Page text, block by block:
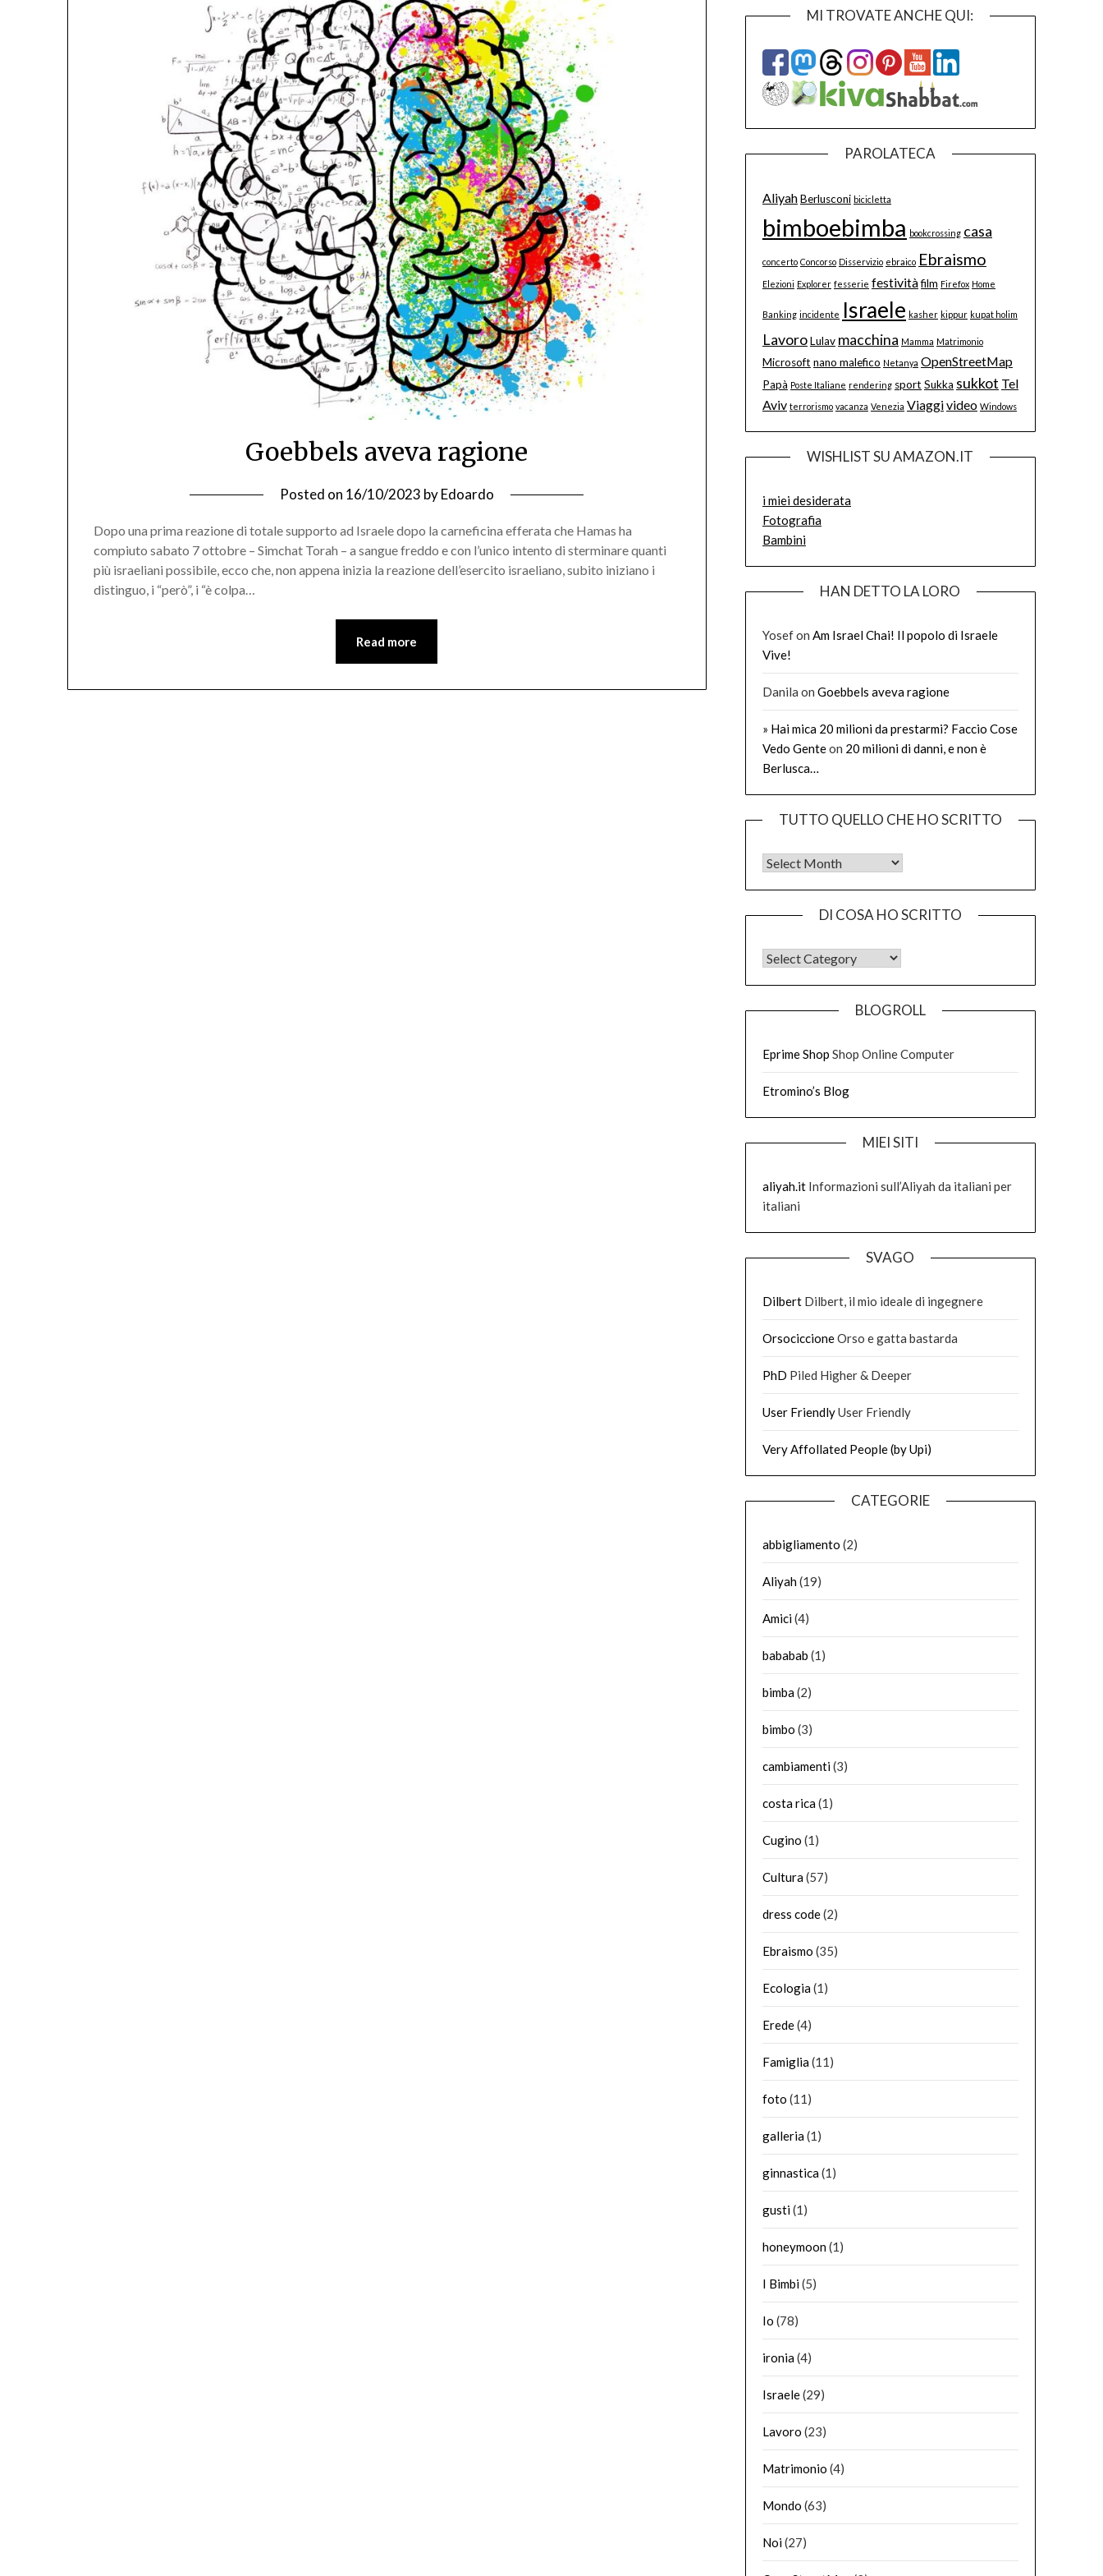
Goebbels aveva ragione
Posted on 16/10/2023 byEdoardo
Dopo una prima reazione di totale supporto ad Israele dopo la carneficina efferata che Hamas ha
compiuto sabato 7 ottobre – Simchat Torah – a sangue freddo e con l’unico intento di sterminare quanti
più israeliani possibile, ecco che, non appena inizia la reazione dell’esercito israeliano, subito iniziano i
distinguo, i “però”, i “è colpa…
Read more
MI TROVATE ANCHE QUI:
PAROLATECA
AliyahBerlusconi bicicletta
bimboebimba bookcrossing casa
concerto Concorso Disservizio ebraico Ebraismo
Elezioni Explorer fesserie festivitàfilm Firefox Home
Banking incidente Israele kasher kippur kupat holim
LavoroLulav macchina Mamma Matrimonio
Microsoft nano malefico Netanya OpenStreetMap
Papà Poste Italiane rendering sport Sukka sukkot Tel
Aviv terrorismo vacanza Venezia Viaggivideo Windows
WISHLIST SU AMAZON.IT
i miei desiderata
Fotografia
Bambini
HAN DETTO LA LORO
Yosefon Am Israel Chai! Il popolo di Israele
Vive!
Danila on Goebbels aveva ragione
» Hai mica 20 milioni da prestarmi? Faccio Cose
Vedo Genteon 20 milioni di danni, e non è
Berlusca…
TUTTO QUELLO CHE HO SCRITTO
Tutto quello che ho scritto
DI COSA HO SCRITTO
DI COSA HO SCRITTO
BLOGROLL
Eprime Shop Shop Online Computer
Etromino’s Blog
MIEI SITI
aliyah.itInformazioni sull’Aliyah da italiani per
italiani
SVAGO
DilbertDilbert, il mio ideale di ingegnere
OrsociccioneOrso e gatta bastarda
PhD Piled Higher & Deeper
User FriendlyUser Friendly
Very Affollated People (by Upi)
CATEGORIE
abbigliamento (2)
Aliyah(19)
Amici(4)
bababab (1)
bimba(2)
bimbo (3)
cambiamenti(3)
costa rica(1)
Cugino (1)
Cultura(57)
dress code(2)
Ebraismo (35)
Ecologia(1)
Erede(4)
Famiglia(11)
foto (11)
galleria(1)
ginnastica(1)
gusti(1)
honeymoon(1)
I Bimbi(5)
Io (78)
ironia(4)
Israele(29)
Lavoro (23)
Matrimonio (4)
Mondo (63)
Noi(27)